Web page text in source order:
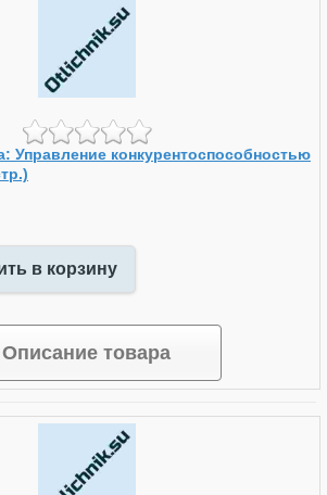
Управление конкурентоспособностью
в корзину
Описание товара